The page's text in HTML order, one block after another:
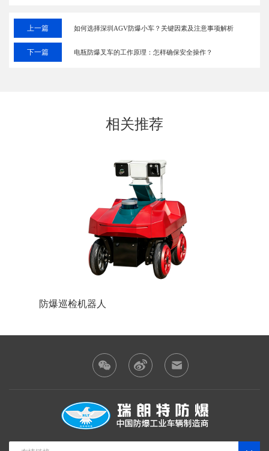
上一篇 如何选择深圳AGV防爆小车？关键因素及注意事项解析
下一篇 电瓶防爆叉车的工作原理：怎样确保安全操作？
相关推荐
防爆巡检机器人